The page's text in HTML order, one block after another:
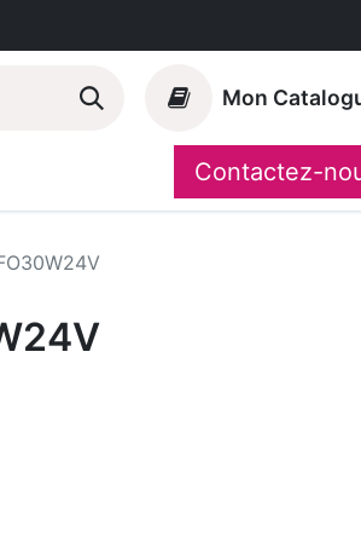
Mon
Contactez-